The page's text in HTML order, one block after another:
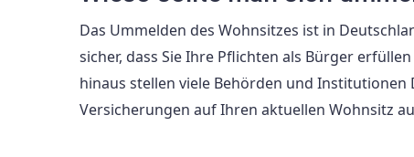
Das Ummelden des Wohnsitzes ist in
sicher, dass Sie Ihre Pflichten als Bürger
hinaus stellen viele Behörden und
Versicherungen auf Ihren aktuellen Wohnsitz